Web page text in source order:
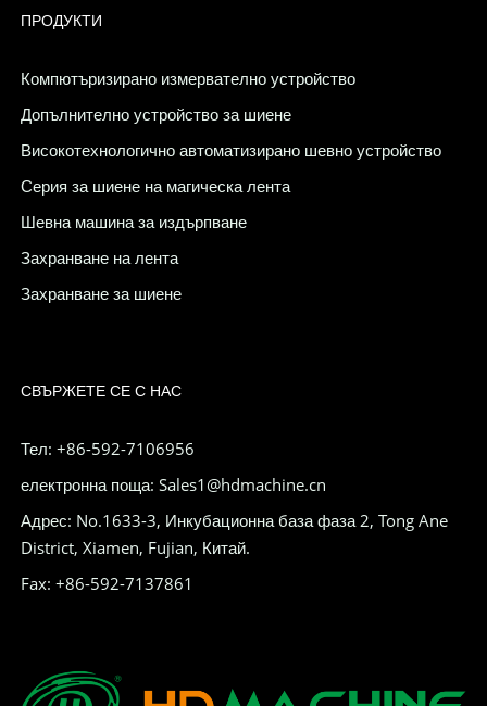
ПРОДУКТИ
Компютъризирано измервателно устройство
Допълнително устройство за шиене
Високотехнологично автоматизирано шевно устройство
Серия за шиене на магическа лента
Шевна машина за издърпване
Захранване на лента
Захранване за шиене
СВЪРЖЕТЕ СЕ С НАС
Тел: +86-592-7106956
електронна поща: Sales1@hdmachine.cn
Адрес: No.1633-3, Инкубационна база фаза 2, Tong Ane
District, Xiamen, Fujian, Китай.
Fax: +86-592-7137861